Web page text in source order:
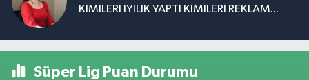
KİMİLERİ İYİLİK YAPTI KİMİLERİ REKLAM...
Süper Lig Puan Durumu